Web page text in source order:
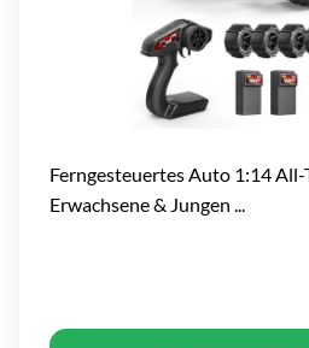
Ferngesteuertes Auto 1:14
Erwachsene & Jungen ...